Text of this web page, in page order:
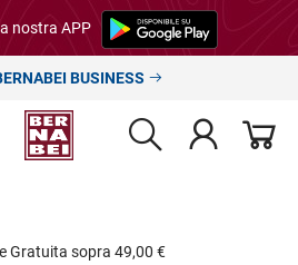
nostra APP
BUSINESS
Gratuita sopra 49,00 €